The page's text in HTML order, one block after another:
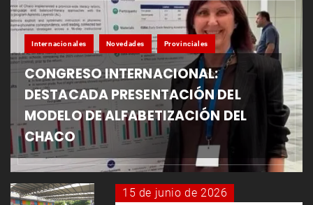
Internacionales Novedades Provinciales
CONGRESO INTERNACIONAL:
DESTACADA PRESENTACIÓN DEL
MODELO DE ALFABETIZACIÓN DEL
CHACO
15 de junio de 2026